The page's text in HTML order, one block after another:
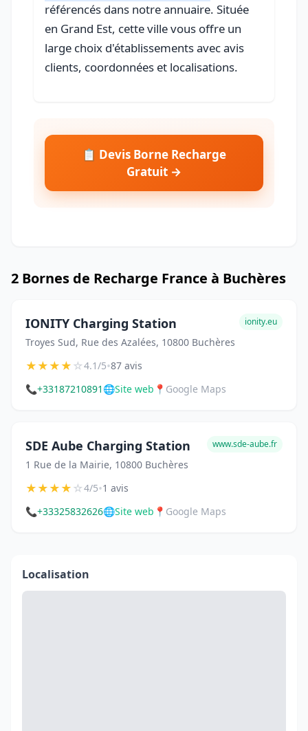
référencés dans notre annuaire. Située
en Grand Est, cette ville vous offre un
large choix d'établissements avec avis
clients, coordonnées et localisations.
📋 Devis Borne Recharge
Gratuit →
2 Bornes de Recharge France à Buchères
IONITY Charging Station
Troyes Sud, Rue des Azalées, 10800 Buchères
ionity.eu
★★★★☆4.1/5•87 avis
📞+33187210891 🌐Site web 📍 Google Maps
SDE Aube Charging Station
1 Rue de la Mairie, 10800 Buchères
www.sde-aube.fr
★★★★☆4/5•1 avis
📞+33325832626🌐Site web 📍 Google Maps
Localisation